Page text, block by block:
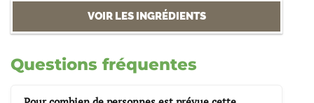
VOIR LES INGRÉDIENTS
Questions fréquentes